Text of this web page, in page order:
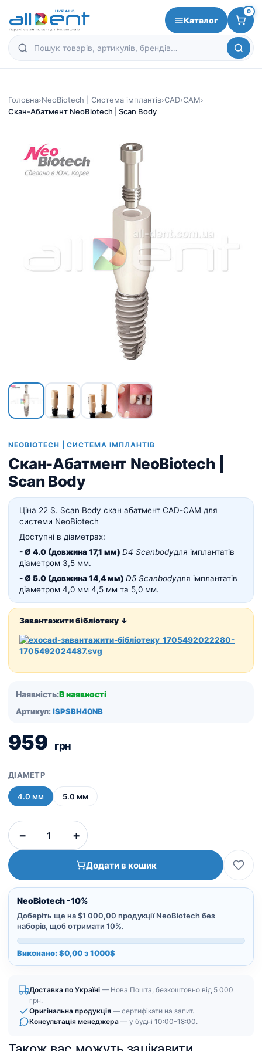
Каталог
0
Головна›NeoBiotech | Система імплантів›CAD›CAM›
Скан-Абатмент NeoBiotech | Scan Body
NEOBIOTECH | СИСТЕМА ІМПЛАНТІВ
Скан-Абатмент NeoBiotech |
Scan Body
Ціна 22 $. Scan Body скан абатмент CAD-CAM для
системи NeoBiotech
Доступні в діаметрах:
- Ø 4.0 (довжина 17,1 мм) D4 Scanbodyдля імплантатів
діаметром 3,5 мм.
- Ø 5.0 (довжина 14,4 мм) D5 Scanbodyдля імплантатів
діаметром 4,0 мм 4,5 мм та 5,0 мм.
Завантажити бібліотеку ↓
Наявність:В наявності
Артикул: ISPSBH40NB
959 грн
ДІАМЕТР
4.0 мм 5.0 мм
−
Абатмент
Scan
Body
кількість
+
Додати в кошик
NeoBiotech -10%
Доберіть ще на $1 000,00 продукції NeoBiotech без
наборів, щоб отримати 10%.
Виконано: $0,00 з 1000$
Доставка по Україні — Нова Пошта, безкоштовно від 5 000
грн.
Оригінальна продукція — сертифікати на запит.
Консультація менеджера — у будні 10:00–18:00.